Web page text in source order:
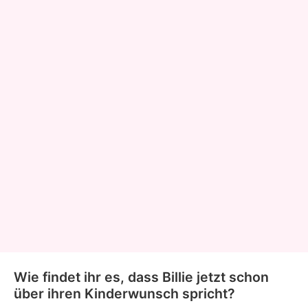
Wie findet ihr es, dass Billie jetzt schon
über ihren Kinderwunsch spricht?